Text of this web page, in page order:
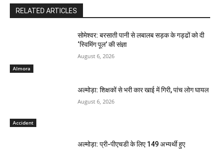
RELATED ARTICLES
Almora
सोमेश्वर: बरसाती पानी से लबालब सड़क के गड्ढों को दी
‘स्विमिंग पूल’ की संज्ञा
August 6, 2026
Accident
अल्मोड़ा: शिक्षकों से भरी कार खाई में गिरी, पांच लोग घायल
August 6, 2026
अल्मोड़ा: प्री-पीएचडी के लिए 149 अभ्यर्थी हुए